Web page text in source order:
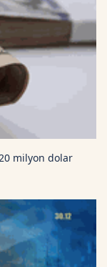
milyon dolar